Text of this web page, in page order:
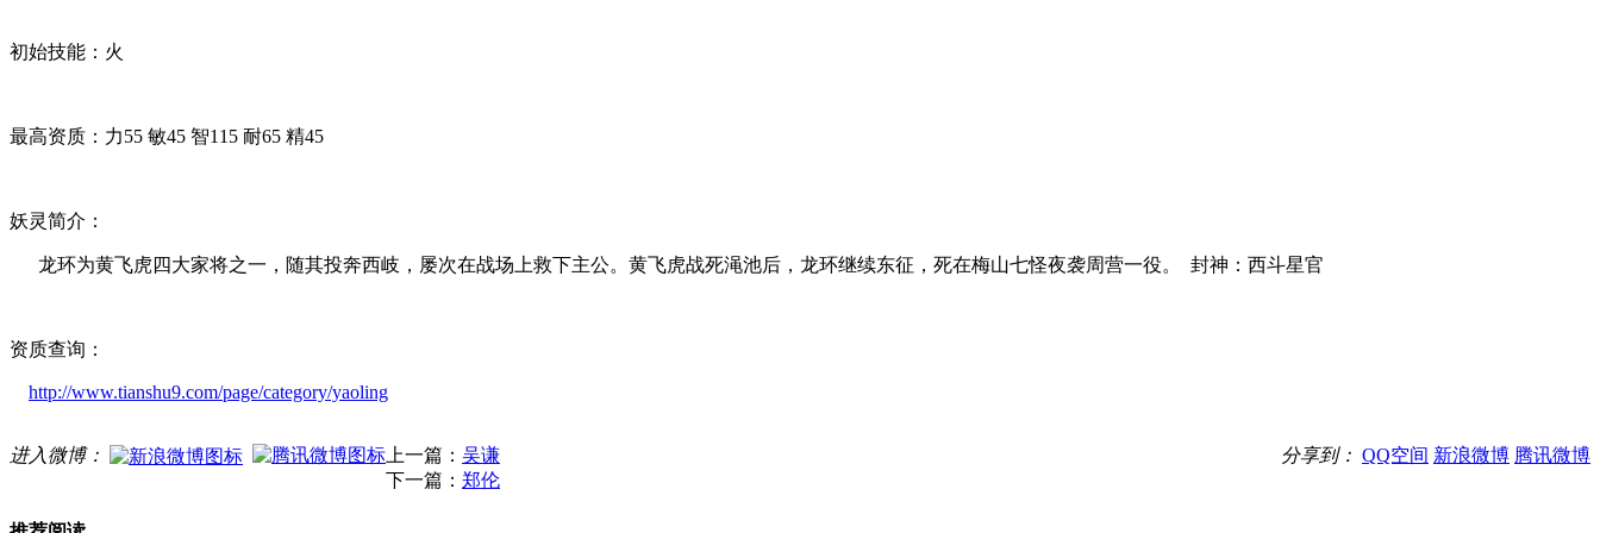
初始技能：火
最高资质：力55 敏45 智115 耐65 精45
妖灵简介：
龙环为黄飞虎四大家将之一，随其投奔西岐，屡次在战场上救下主公。黄飞虎战死渑池后，龙环继续东征，死在梅山七怪夜袭周营一役。 封神：西斗星官
资质查询：
http://www.tianshu9.com/page/category/yaoling
进入微博： 分享到： QQ空间 新浪微博 腾讯微博
上一篇： 吴谦
下一篇： 郑伦